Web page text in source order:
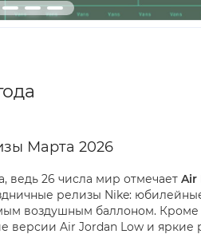
Марта 2026
ведь 26 числа мир отмечает Air
релизы Nike:
воздушным баллоном. Кроме
версии Air Jordan Low и яркие